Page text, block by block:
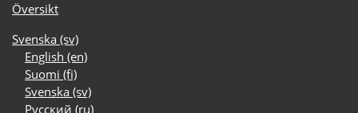
Översikt
Svenska ‎(sv)‎
English ‎(en)‎
Suomi ‎(fi)‎
Svenska ‎(sv)‎
Русский ‎(ru)‎